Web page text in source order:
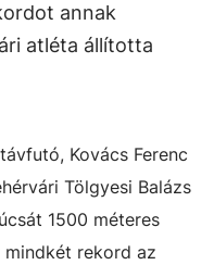
annak
atléta állította
Kovács Ferenc
Tölgyesi Balázs
1500 méteres
mindkét rekord az